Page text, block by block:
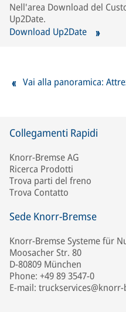
Nell'area Download del
Up2Date.
Download Up2Date
Vai alla panoramica:
Collegamenti Rapidi
Knorr-Bremse AG
Ricerca Prodotti
Trova parti del freno
Trova Contatto
Sede Knorr-Bremse
Knorr-Bremse Systeme für
Moosacher Str. 80
D-80809 München
Phone: +49 89 3547-0
E-mail: